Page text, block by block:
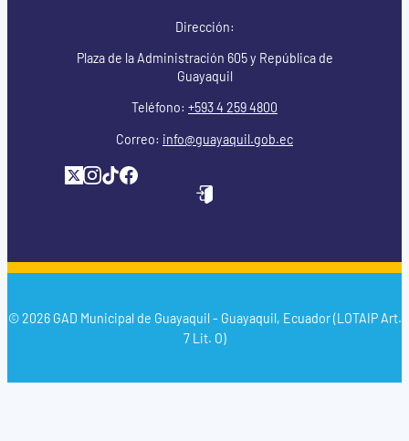
Dirección:
Plaza de la Administración 605 y República de
Guayaquil
Teléfono: +593 4 259 4800
Correo: info@guayaquil.gob.ec
© 2026 GAD Municipal de Guayaquil - Guayaquil, Ecuador (LOTAIP Art.
7 Lit. O)